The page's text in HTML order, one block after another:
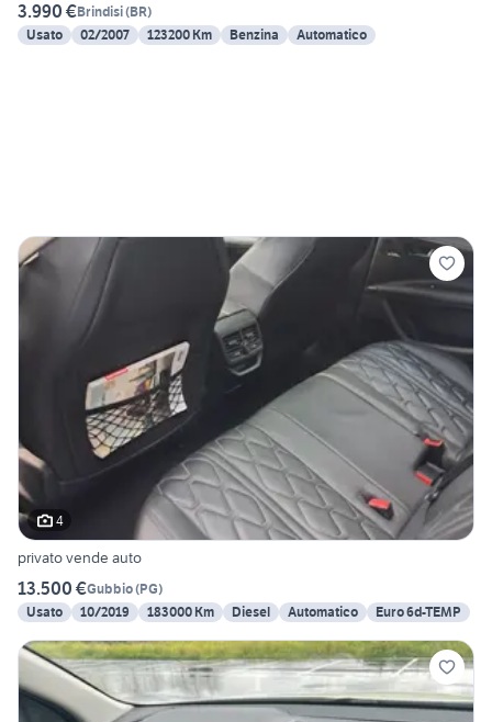
3.990 €Brindisi(BR)
Usato
02/2007 123200 Km Benzina Automatico
4
privato vende auto
13.500 €Gubbio(PG)
Usato
10/2019 183000 Km Diesel Automatico Euro 6d-TEMP